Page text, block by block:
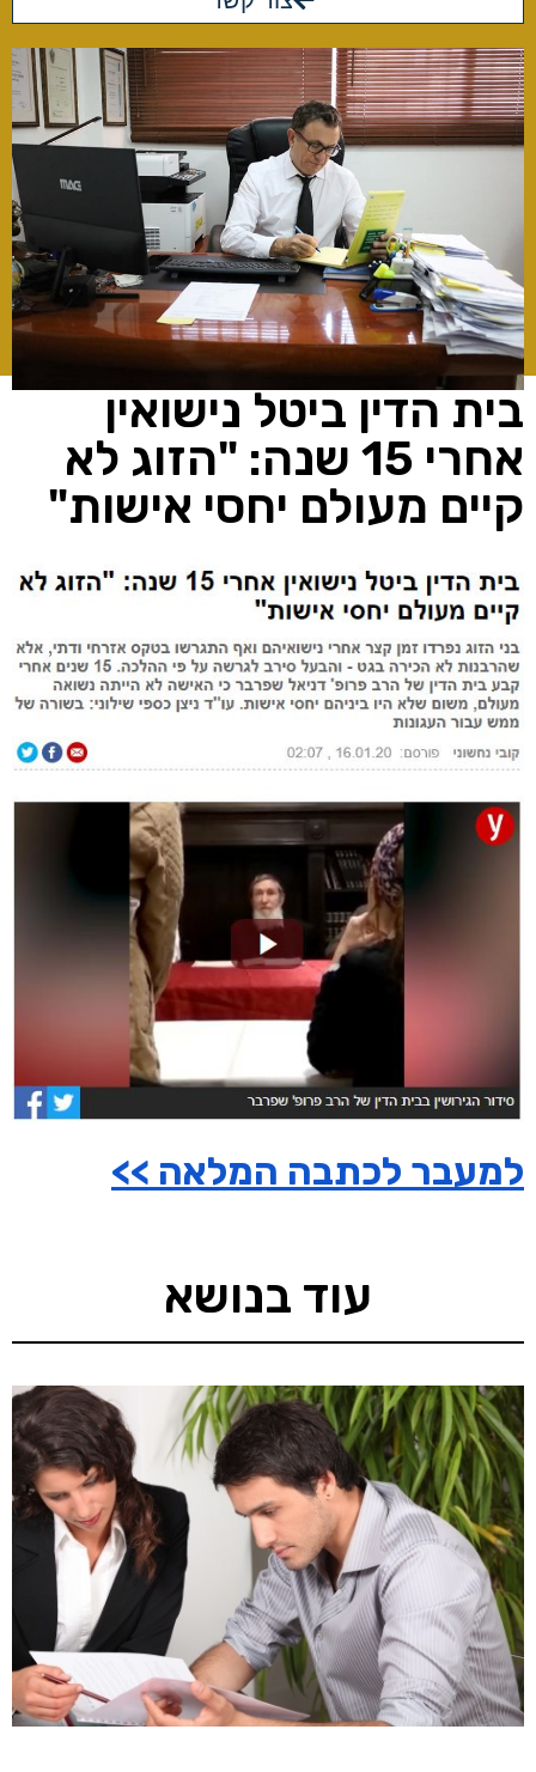
בית הדין ביטל נישואין
אחרי 15 שנה: "הזוג לא
קיים מעולם יחסי אישות"
למעבר לכתבה המלאה >>
עוד בנושא